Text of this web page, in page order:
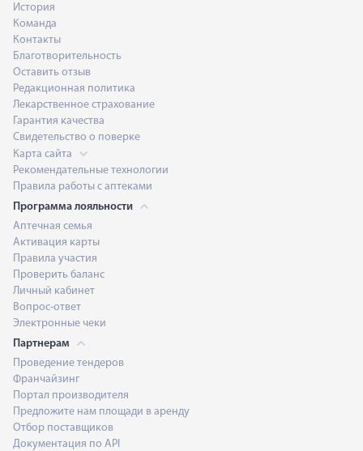
История
Команда
Контакты
Благотворительность
Оставить отзыв
Редакционная политика
Лекарственное страхование
Гарантия качества
Свидетельство о поверке
Карта сайта
Рекомендательные технологии
Правила работы с аптеками
Программа лояльности
Аптечная семья
Активация карты
Правила участия
Проверить баланс
Личный кабинет
Вопрос-ответ
Электронные чеки
Партнерам
Проведение тендеров
Франчайзинг
Портал производителя
Предложите нам площади в аренду
Отбор поставщиков
Документация по API